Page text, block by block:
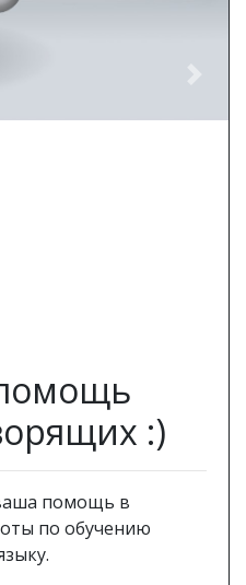
:)
помощь в
по обучению